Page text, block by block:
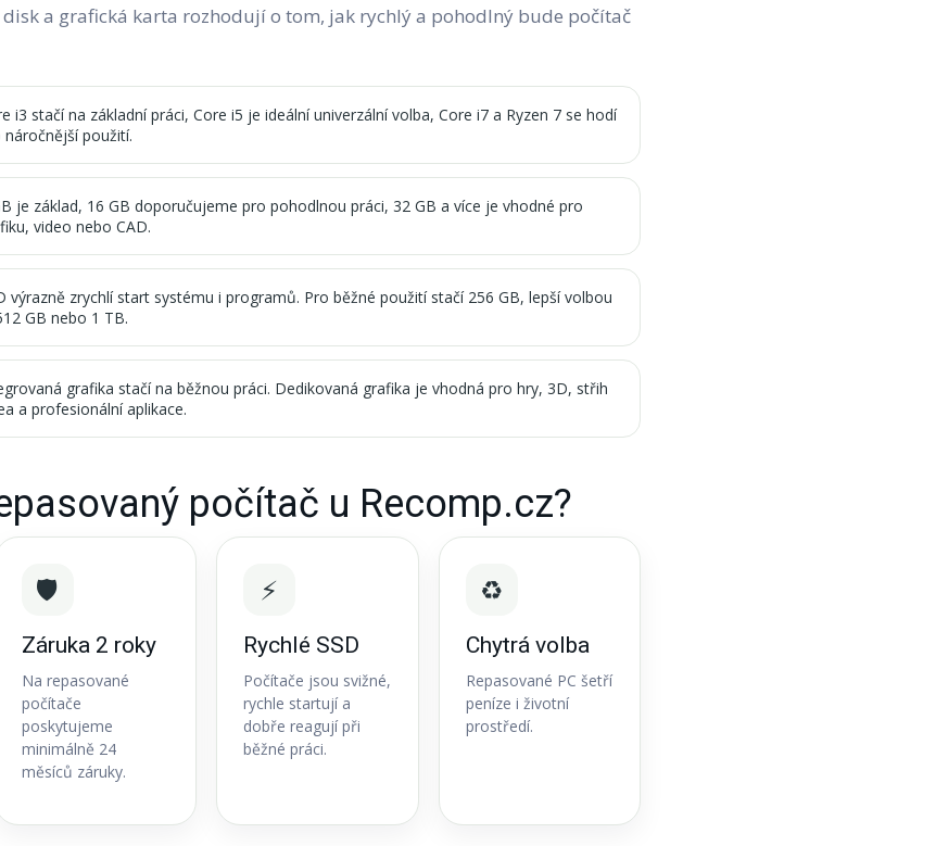
disk a grafická karta rozhodují o tom, jak rychlý a pohodlný bude počítač
i3 stačí na základní práci, Core i5 je ideální univerzální volba, Core i7 a Ryzen 7 se hodí
náročnější použití.
je základ, 16 GB doporučujeme pro pohodlnou práci, 32 GB a více je vhodné pro
video nebo CAD.
výrazně zrychlí start systému i programů. Pro běžné použití stačí 256 GB, lepší volbou
GB nebo 1 TB.
grafika stačí na běžnou práci. Dedikovaná grafika je vhodná pro hry, 3D, střih
a profesionální aplikace.
počítač u Recomp.cz?
🛡️
Záruka 2 roky
Na repasované
počítače
poskytujeme
minimálně 24
měsíců záruky.
⚡
Rychlé SSD
Počítače jsou svižné,
rychle startují a
dobře reagují při
běžné práci.
♻️
Chytrá volba
Repasované PC šetří
peníze i životní
prostředí.